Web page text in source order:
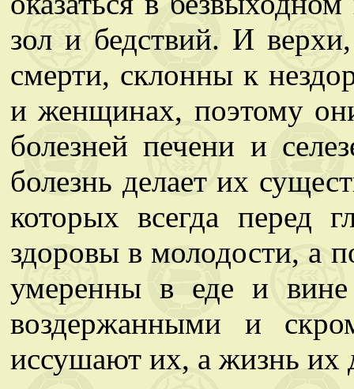
зол и бедствий. И
смерти, склонны к
и женщинах, поэтому
болезней печени и
болезнь делает их
которых всегда перед
здоровы в молодости, а
умеренны в еде и
воздержанными и
иссушают их, а жизнь их